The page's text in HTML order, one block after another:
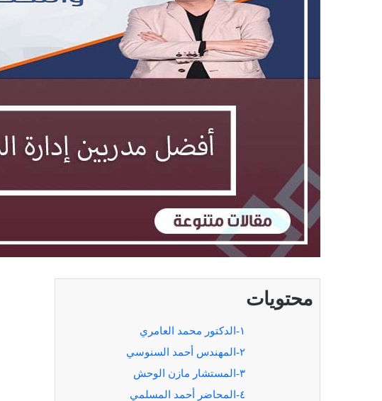
محتويات
١-الدكتور محمد العامري
٢-المهندس أحمد السنوسي
٣-المستشار مازن الوحش
٤-المحاضر أحمد المسلمي